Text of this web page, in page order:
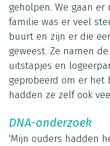
geholpen. We gaan er
familie was er veel
buurt en zijn er die
geweest. Ze namen
uitstapjes en
geprobeerd om er het
hadden ze zelf ook
DNA-onderzoek
'Mijn ouders hadden